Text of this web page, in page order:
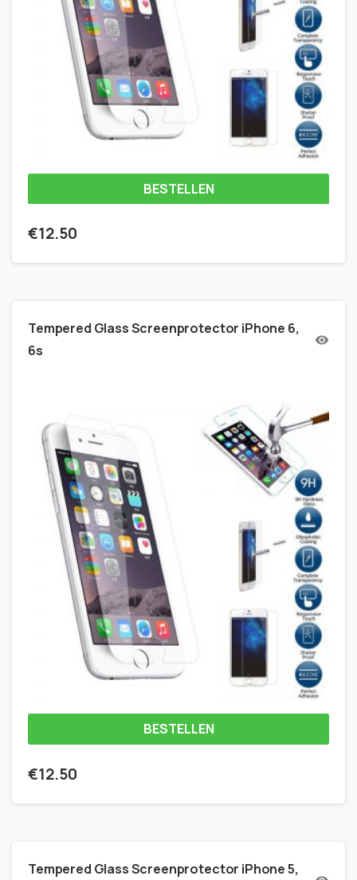
BESTELLEN
€12.50
Tempered Glass Screenprotector iPhone 6,
6s
BESTELLEN
€12.50
Tempered Glass Screenprotector iPhone 5,